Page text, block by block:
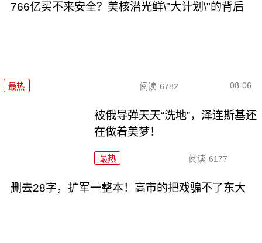
766亿买不来安全？美核潜光鲜\"大计划\"的背后
最热 阅读 6782 08-06
被俄导弹天天“洗地”，泽连斯基还
在做着美梦！
最热 阅读 6177
删去28字，扩军一整本！高市的把戏骗不了东大